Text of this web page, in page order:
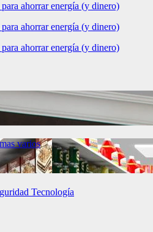
ahorrar energía (y dinero)
ahorrar energía (y dinero)
ahorrar energía (y dinero)
varios
Tecnología